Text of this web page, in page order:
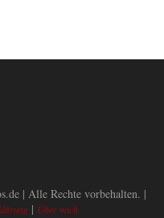
| Alle Rechte vorbehalten. |
| Über mich